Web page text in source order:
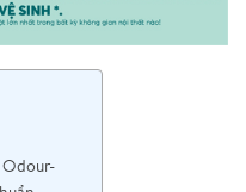
Odour-